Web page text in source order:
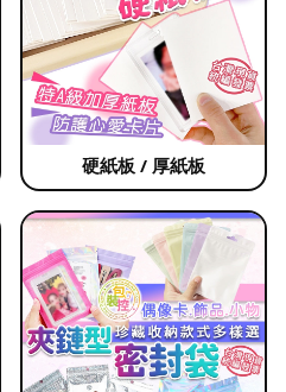
硬紙板 / 厚紙板